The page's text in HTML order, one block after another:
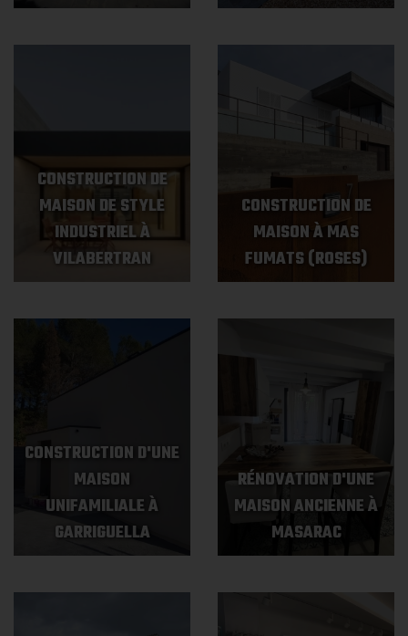
CONSTRUCTION DE
MAISON DE STYLE
INDUSTRIEL À
VILABERTRAN
CONSTRUCTION DE
MAISON À MAS
FUMATS (ROSES)
CONSTRUCTION D'UNE
MAISON
UNIFAMILIALE À
GARRIGUELLA
RÉNOVATION D'UNE
MAISON ANCIENNE À
MASARAC